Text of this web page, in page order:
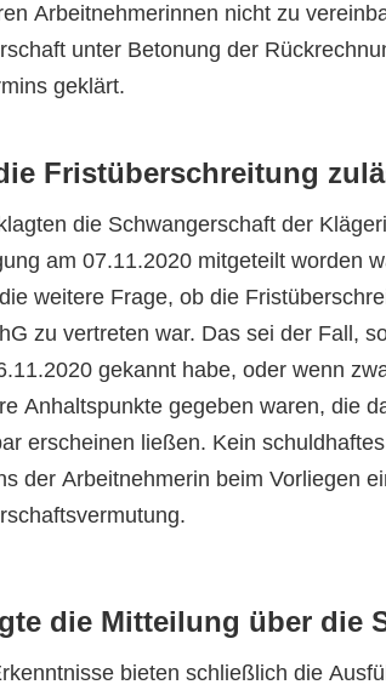
Arbeitnehmerinnen nicht zu
unter Betonung der
geklärt.
Fristüberschreitung
die Schwangerschaft der
am 07.11.2020 mitgeteilt worden
weitere Frage, ob die
zu vertreten war. Das sei der Fall,
gekannt habe, oder wenn
Anhaltspunkte gegeben waren, die
erscheinen ließen. Kein
der Arbeitnehmerin beim Vorliegen
die Mitteilung über die
bieten schließlich die